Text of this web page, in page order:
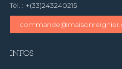
Tél. : +(33)243240215
INFOS